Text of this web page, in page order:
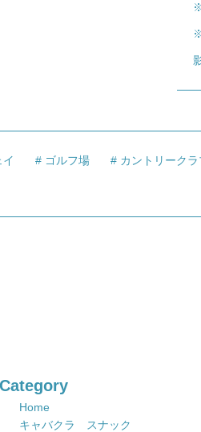
ゴルフ場 カントリークラ
Category
Home
キャバクラ スナック